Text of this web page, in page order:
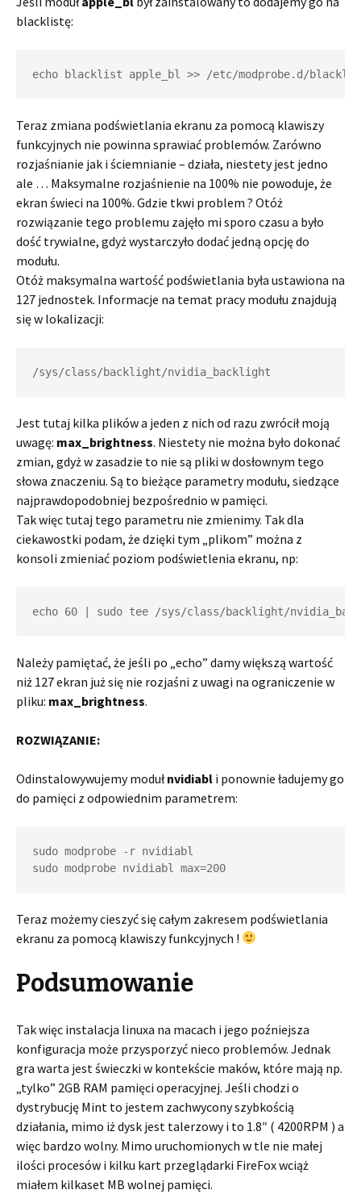
blacklistę:
Teraz zmiana podświetlania ekranu za pomocą klawiszy
funkcyjnych nie powinna sprawiać problemów. Zarówno
rozjaśnianie jak i ściemnianie – działa, niestety jest jedno
ale … Maksymalne rozjaśnienie na 100% nie powoduje, że
ekran świeci na 100%. Gdzie tkwi problem ? Otóż
rozwiązanie tego problemu zajęło mi sporo czasu a było
dość trywialne, gdyż wystarczyło dodać jedną opcję do
modułu.
Otóż maksymalna wartość podświetlania była ustawiona na
127 jednostek. Informacje na temat pracy modułu znajdują
się w lokalizacji:
/sys/class/backlight/nvidia_backlight
Jest tutaj kilka plików a jeden z nich od razu zwrócił moją
uwagę: max_brightness. Niestety nie można było dokonać
zmian, gdyż w zasadzie to nie są pliki w dosłownym tego
słowa znaczeniu. Są to bieżące parametry modułu, siedzące
najprawdopodobniej bezpośrednio w pamięci.
Tak więc tutaj tego parametru nie zmienimy. Tak dla
ciekawostki podam, że dzięki tym „plikom” można z
konsoli zmieniać poziom podświetlenia ekranu, np:
echo 60 | sudo tee /sys/class/backlight/
Należy pamiętać, że jeśli po „echo” damy większą wartość
niż 127 ekran już się nie rozjaśni z uwagi na ograniczenie w
pliku: max_brightness.
ROZWIĄZANIE:
Odinstalowywujemy modułnvidiabl i ponownie ładujemy go
do pamięci z odpowiednim parametrem:
sudo modprobe -r nvidiabl
sudo modprobe nvidiabl max=200
Teraz możemy cieszyć się całym zakresem podświetlania
ekranu za pomocą klawiszy funkcyjnych !
Podsumowanie
Tak więc instalacja linuxa na macach i jego poźniejsza
konfiguracja może przysporzyć nieco problemów. Jednak
gra warta jest świeczki w kontekście maków, które mają np.
„tylko” 2GB RAM pamięci operacyjnej. Jeśli chodzi o
dystrybucję Mint to jestem zachwycony szybkością
działania, mimo iż dysk jest talerzowy i to 1.8″ ( 4200RPM ) a
więc bardzo wolny. Mimo uruchomionych w tle nie małej
ilości procesów i kilku kart przeglądarki FireFox wciąż
miałem kilkaset MB wolnej pamięci.